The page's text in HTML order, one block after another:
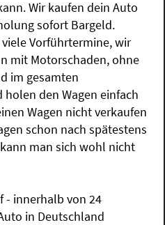
Wir kaufen dein Auto
sofort Bargeld.
Vorführtermine, wir
mit Motorschaden, ohne
im gesamten
den Wagen einfach
Wagen nicht verkaufen
schon nach spätestens
man sich wohl nicht
- innerhalb von 24
in Deutschland